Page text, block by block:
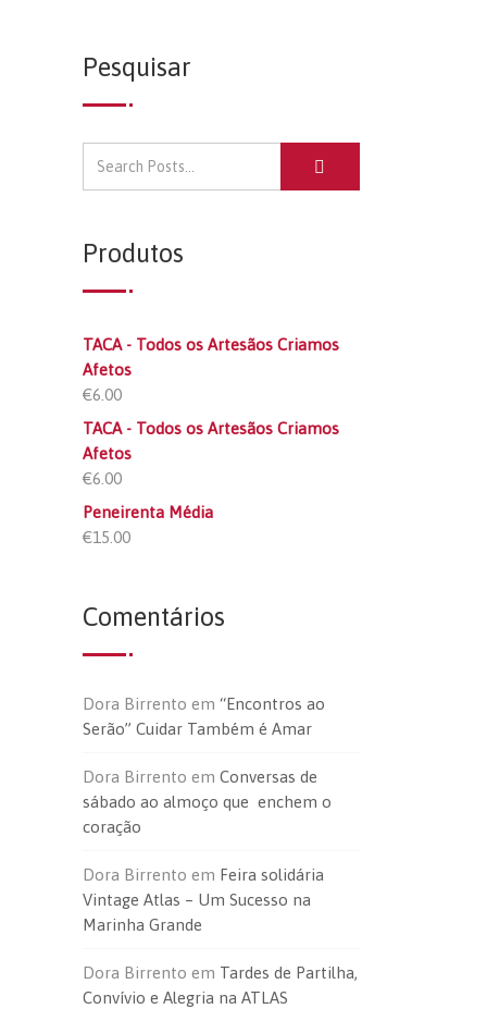
Pesquisar
Produtos
TACA - Todos os Artesãos Criamos
Afetos
€6.00
TACA - Todos os Artesãos Criamos
Afetos
€6.00
Peneirenta Média
€15.00
Comentários
Dora Birrento em “Encontros ao
Serão” Cuidar Também é Amar
Dora Birrento em Conversas de
sábado ao almoço que enchem o
coração
Dora Birrento em Feira solidária
Vintage Atlas – Um Sucesso na
Marinha Grande
Dora Birrento em Tardes de Partilha,
Convívio e Alegria na ATLAS